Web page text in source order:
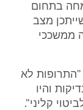
בתחום
מצב
ממשככי
"התרופות לא
והיו
קליני".